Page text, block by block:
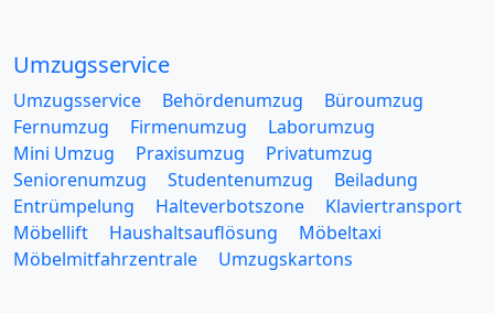
Umzugsservice
Umzugsservice Behördenumzug
Büroumzug
Fernumzug
Firmenumzug
Laborumzug
Mini Umzug
Praxisumzug
Privatumzug
Seniorenumzug
Studentenumzug
Beiladung
Entrümpelung
Halteverbotszone
Klaviertransport
Möbellift
Haushaltsauflösung
Möbeltaxi
Möbelmitfahrzentrale
Umzugskartons